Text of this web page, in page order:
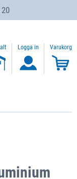
Logga in Varukorg